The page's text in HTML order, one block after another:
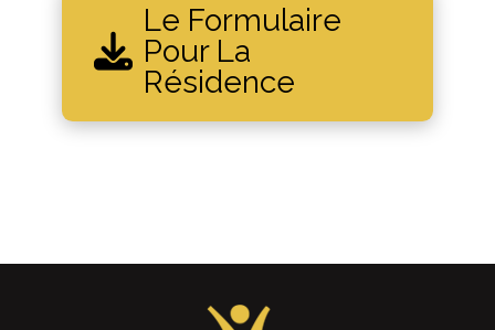
Le Formulaire
Pour La
Résidence